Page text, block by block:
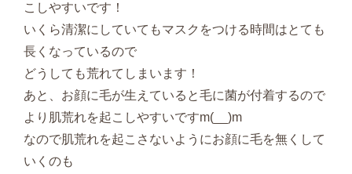
こしやすいです！
いくら清潔にしていてもマスクをつける時間はとても
長くなっているので
どうしても荒れてしまいます！
あと、お顔に毛が生えていると毛に菌が付着するので
より肌荒れを起こしやすいですm(__)m
なので肌荒れを起こさないようにお顔に毛を無くして
いくのも